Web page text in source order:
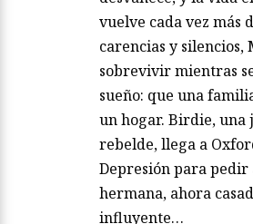
vuelve cada vez más
carencias y silencios,
sobrevivir mientras
sueño: que una
un hogar. Birdie, una
rebelde, llega a
Depresión para pedir
hermana, ahora
influyente…